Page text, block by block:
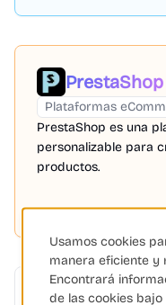
PrestaShop
Plataformas
PrestaShop es una
personalizable para
productos.
Usamos cookies
manera eficiente y
Encontrará
de las cookies